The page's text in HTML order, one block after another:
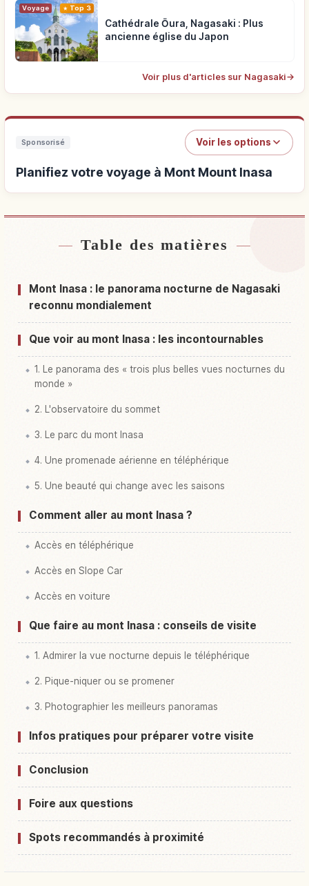
Voyage Top 3
Cathédrale Ōura, Nagasaki : Plus
ancienne église du Japon
Voir plus d'articles sur Nagasaki→
Sponsorisé Voir les options
Planifiez votre voyage à Mont Mount Inasa
Hébergements près de Mont Mount Inasa
Activités à Mont Mount Inasa↗
Table des matières
Mont Inasa : le panorama nocturne de Nagasaki
reconnu mondialement
Que voir au mont Inasa : les incontournables
1. Le panorama des « trois plus belles vues nocturnes du
monde »
2. L'observatoire du sommet
3. Le parc du mont Inasa
4. Une promenade aérienne en téléphérique
5. Une beauté qui change avec les saisons
Comment aller au mont Inasa ?
Accès en téléphérique
Accès en Slope Car
Accès en voiture
Que faire au mont Inasa : conseils de visite
1. Admirer la vue nocturne depuis le téléphérique
2. Pique-niquer ou se promener
3. Photographier les meilleurs panoramas
Infos pratiques pour préparer votre visite
Conclusion
Foire aux questions
Spots recommandés à proximité